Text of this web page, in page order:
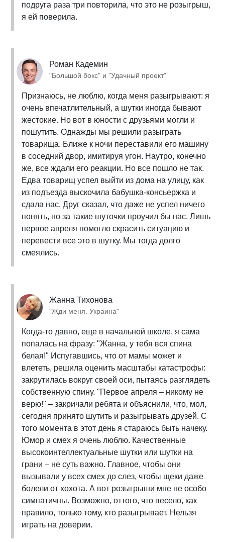
подруга раза три повторила, что это не розыгрыш,
я ей поверила.
Роман Кадемин
"Большой бокс" и "Удачный проект"
Признаюсь, не люблю, когда меня разыгрывают: я
очень впечатлительный, а шутки иногда бывают
жестокие. Но вот в юности с друзьями могли и
пошутить. Однажды мы решили разыграть
товарища. Ближе к ночи переставили его машину
в соседний двор, имитируя угон. Наутро, конечно
же, все ждали его реакции. Но все пошло не так.
Едва товарищ успел выйти из дома на улицу, как
из подъезда выскочила бабушка-консьержка и
сдала нас. Друг сказал, что даже не успел ничего
понять, но за такие шуточки проучил бы нас. Лишь
первое апреля помогло скрасить ситуацию и
перевести все это в шутку. Мы тогда долго
смеялись.
Жанна Тихонова
"Жди меня. Украина"
Когда-то давно, еще в начальной школе, я сама
попалась на фразу: "Жанна, у тебя вся спина
белая!" Испугавшись, что от мамы может и
влететь, решила оценить масштабы катастрофы:
закрутилась вокруг своей оси, пытаясь разглядеть
собственную спину. "Первое апреля – никому не
верю!" – закричали ребята и объяснили, что, мол,
сегодня принято шутить и разыгрывать друзей. С
того момента в этот день я стараюсь быть начеку.
Юмор и смех я очень люблю. Качественные
высокоинтеллектуальные шутки или шутки на
грани – не суть важно. Главное, чтобы они
вызывали у всех смех до слез, чтобы щеки даже
болели от хохота. А вот розыгрыши мне не особо
симпатичны. Возможно, оттого, что весело, как
правило, только тому, кто разыгрывает. Нельзя
играть на доверии.